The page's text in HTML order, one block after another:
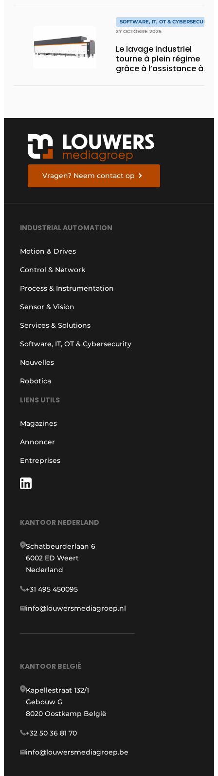
hommes et aux machines
SOFTWARE, IT, OT & CYBERSECURITY
27 OCTOBRE 2025
Le lavage industriel
tourne à plein régime
grâce à l’assistance à
Vragen? Neem contact op
INDUSTRIAL AUTOMATION
Motion & Drives
Control & Network
Process & Instrumentation
Sensor & Vision
Services & Solutions
Software, IT, OT & Cybersecurity
Nouvelles
Robotica
LIENS UTILS
Magazines
Annoncer
Entreprises
KANTOOR NEDERLAND
Schatbeurderlaan 6
6002 ED Weert
Nederland
+31 495 450095
info@louwersmediagroep.nl
KANTOOR BELGIË
Kapellestraat 132/1
Gebouw G
8020 Oostkamp België
+32 50 36 81 70
info@louwersmediagroep.be